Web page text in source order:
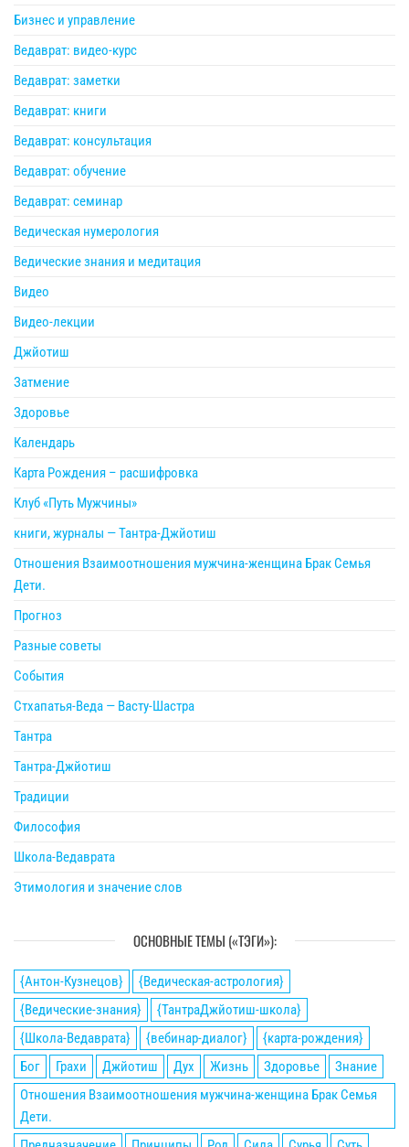
Бизнес и управление
Ведаврат: видео-курс
Ведаврат: заметки
Ведаврат: книги
Ведаврат: консультация
Ведаврат: обучение
Ведаврат: семинар
Ведическая нумерология
Ведические знания и медитация
Видео
Видео-лекции
Джйотиш
Затмение
Здоровье
Календарь
Карта Рождения – расшифровка
Клуб «Путь Мужчины»
книги, журналы — Тантра-Джйотиш
Отношения Взаимоотношения мужчина-женщина Брак Семья
Дети.
Прогноз
Разные советы
События
Стхапатья-Веда — Васту-Шастра
Тантра
Тантра-Джйотиш
Традиции
Философия
Школа-Ведаврата
Этимология и значение слов
ОСНОВНЫЕ ТЕМЫ («ТЭГИ»):
{Антон-Кузнецов}
{Ведическая-астрология}
{Ведические-знания}
{ТантраДжйотиш-школа}
{Школа-Ведаврата}
{вебинар-диалог}
{карта-рождения}
Бог
Грахи Джйотиш Дух Жизнь Здоровье
Знание
Отношения Взаимоотношения мужчина-женщина Брак Семья
Дети.